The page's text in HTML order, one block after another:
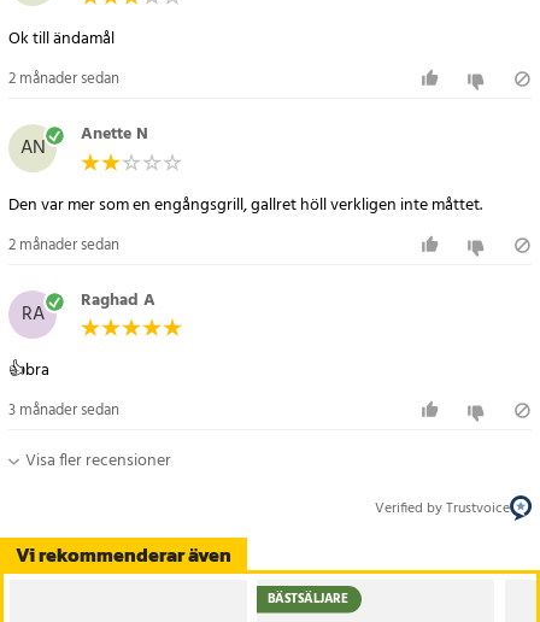
Vi rekommenderar även
BÄSTSÄLJARE
Ok till ändamål
2 månader sedan
AN Anette N
Den var mer som en engångsgrill, gallret höll verkligen inte måttet.
2 månader sedan
RA Raghad A
👍bra
3 månader sedan
Visa fler recensioner
Verified by Trustvoice